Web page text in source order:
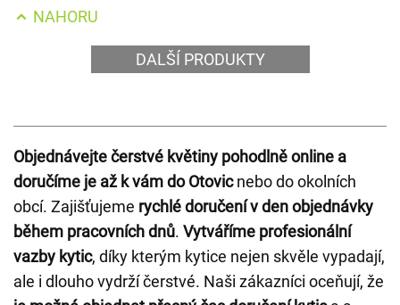
NAHORU
DALŠÍ PRODUKTY
Objednávejte čerstvé květiny pohodlně online a
doručíme je až k vám do Otovicnebo do okolních
obcí. Zajišťujeme rychlé doručení v den objednávky
během pracovních dnů. Vytváříme profesionální
vazby kytic, díky kterým kytice nejen skvěle vypadají,
ale i dlouho vydrží čerstvé. Naši zákazníci oceňují, že